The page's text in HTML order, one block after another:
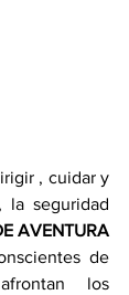
, cuidar y
la seguridad
AVENTURA
de
los